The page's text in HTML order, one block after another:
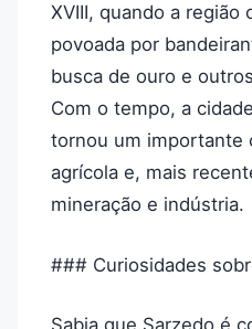
XVIII, quando a região
povoada por
busca de ouro e
Com o tempo, a
tornou um importante
agrícola e, mais
mineração e indústria.
### Curiosidades
Sabia que Sarzedo é